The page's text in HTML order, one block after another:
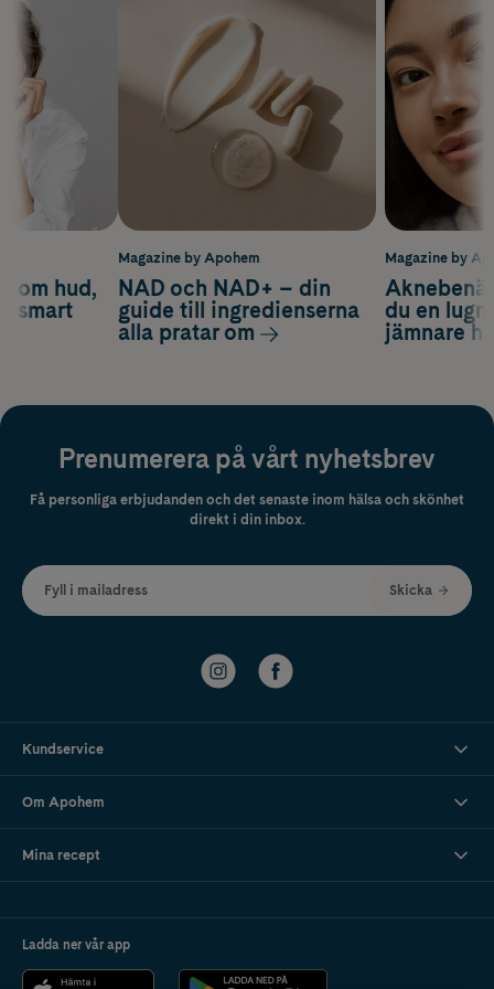
molekyl som spelar en viktig roll för hudens struktur och fasthet. NAG
kan blockera melaninbildningen, vilket ger en jämnare hudton med fin
lyster.
Vegansk formula.
Magazine by
du en
jämnare
om hud,
smart
Magazine by Apohem
NAD och NAD+ – din
guide till ingredienserna
alla pratar om
Prenumerera på vårt nyhetsbrev
Få personliga erbjudanden och det senaste inom hälsa och skönhet
direkt i din inbox.
Fyll i mailadress Skicka
Kundservice
Om Apohem
Mina recept
Ladda ner vår app